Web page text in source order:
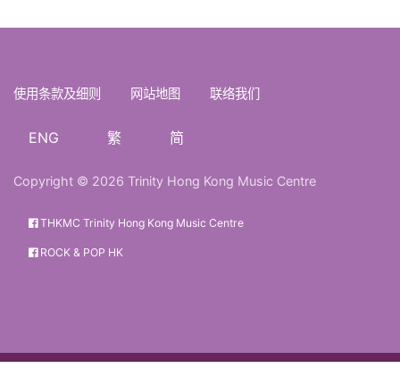
使用条款及细则 网站地图 联络我们
ENG 繁 简
Copyright © 2026 Trinity Hong Kong Music Centre
THKMC Trinity Hong Kong Music Centre
ROCK & POP HK